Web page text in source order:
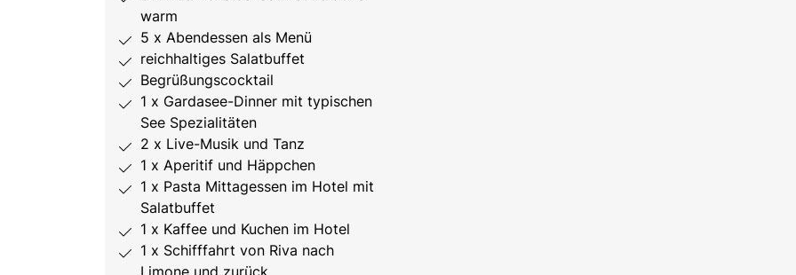
warm
5 x Abendessen als Menü
reichhaltiges Salatbuffet
Begrüßungscocktail
1 x Gardasee-Dinner mit typischen
See Spezialitäten
2 x Live-Musik und Tanz
1 x Aperitif und Häppchen
1 x Pasta Mittagessen im Hotel mit
Salatbuffet
1 x Kaffee und Kuchen im Hotel
1 x Schifffahrt von Riva nach